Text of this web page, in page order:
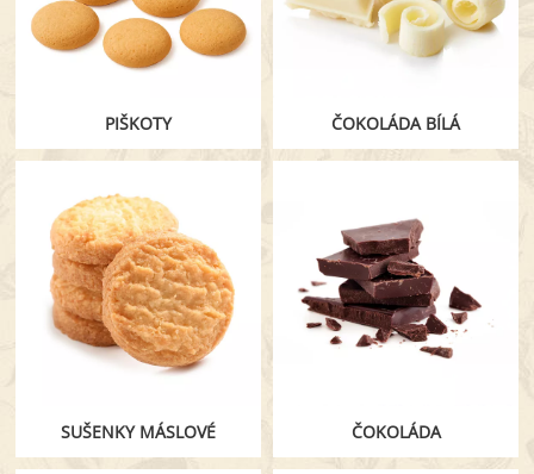
PIŠKOTY ČOKOLÁDA BÍLÁ
SUŠENKY MÁSLOVÉ ČOKOLÁDA